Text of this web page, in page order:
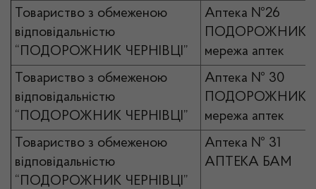
Товариство з обмеженою
відповідальністю
“ПОДОРОЖНИК ЧЕРНІВЦІ”
Аптека №26
ПОДОРОЖНИК
мережа аптек
Товариство з обмеженою
відповідальністю
“ПОДОРОЖНИК ЧЕРНІВЦІ”
Аптека № 30
ПОДОРОЖНИК
мережа аптек
Товариство з обмеженою
відповідальністю
“ПОДОРОЖНИК ЧЕРНІВЦІ”
Аптека № 31
АПТЕКА БАМ